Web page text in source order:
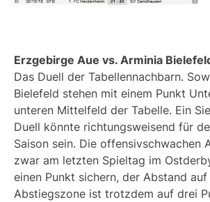
Erzgebirge Aue vs. Arminia
Das Duell der Tabellennachbarn.
Bielefeld stehen mit einem Punkt
unteren Mittelfeld der Tabelle. Ein
Duell könnte richtungsweisend für
Saison sein. Die offensivschwachen
zwar am letzten Spieltag im
einen Punkt sichern, der Abstand
Abstiegszone ist trotzdem auf drei